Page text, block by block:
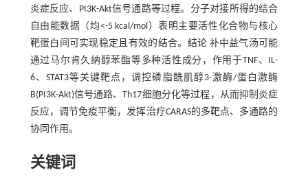
炎症反应、PI3K-Akt信号通路等过程。分子对接所得的结合
自由能数据（均<-5 kcal/mol）表明主要活性化合物与核心
靶蛋白间可实现稳定且有效的结合。结论 补中益气汤可能
通过马尔肯久纳醇苯酯等多种活性成分，作用于TNF、IL-
6、STAT3等关键靶点，调控磷脂酰肌醇3-激酶/蛋白激酶
B(PI3K-Akt)信号通路、Th17细胞分化等过程，从而抑制炎症
反应，调节免疫平衡，发挥治疗CARAS的多靶点、多通路的
协同作用。
关键词